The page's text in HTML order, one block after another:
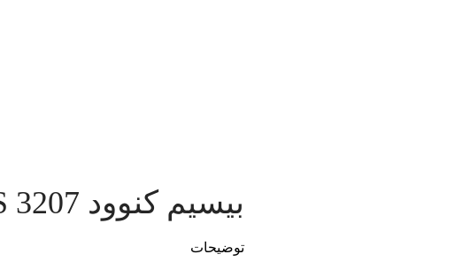
بیسیم کنوود 3207 NEW PLUS
توضیحات